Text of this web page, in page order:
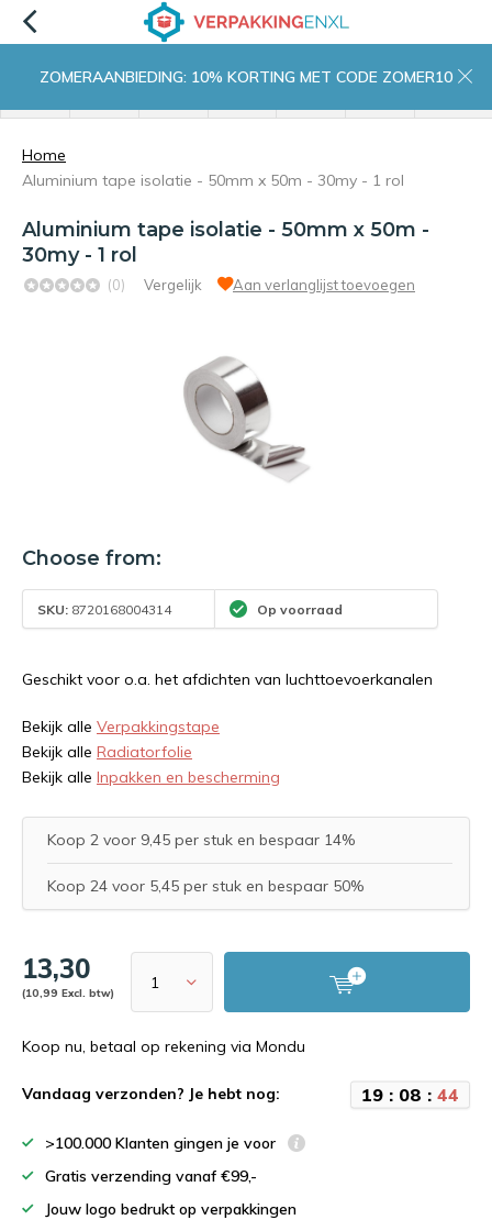
ZOMERAANBIEDING: 10% KORTING MET CODE ZOMER10
Home
Aluminium tape isolatie - 50mm x 50m - 30my - 1 rol
Aluminium tape isolatie - 50mm x 50m -
30my - 1 rol
(0) Vergelijk Aan verlanglijst toevoegen
Choose from:
SKU: 8720168004314 Op voorraad
Geschikt voor o.a. het afdichten van luchttoevoerkanalen
Bekijk alle Verpakkingstape
Bekijk alle Radiatorfolie
Bekijk alle Inpakken en bescherming
Koop 2 voor 9,45 per stuk en bespaar 14%
Koop 24 voor 5,45 per stuk en bespaar 50%
13,30
(10,99 Excl. btw)
Koop nu, betaal op rekening via Mondu
Vandaag verzonden? Je hebt nog: 19 : 08 : 44
>100.000 Klanten gingen je voor
Gratis verzending vanaf €99,-
Jouw logo bedrukt op verpakkingen